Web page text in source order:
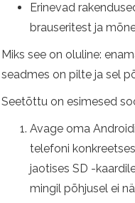
Erinevad
brauseritest ja
Miks see on oluline:
seadmes on pilte ja sel
Seetõttu on esimesed
Avage oma
telefoni
jaotises SD -
mingil põhjusel ei